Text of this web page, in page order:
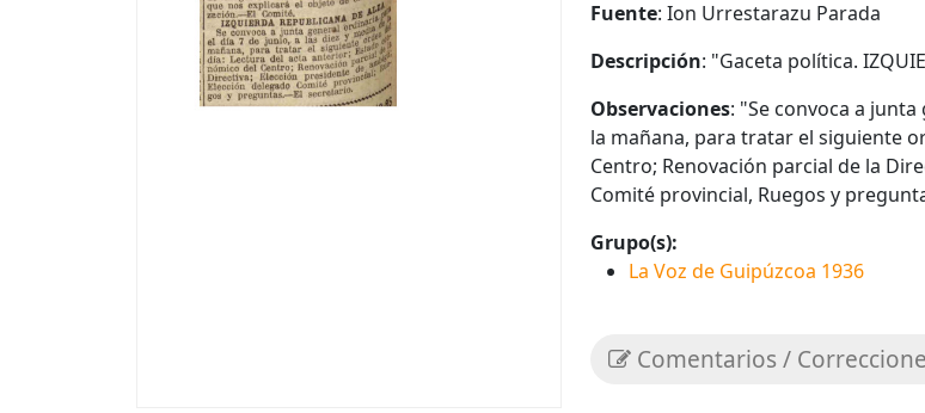
Fuente: Ion Urrestarazu Parada
Descripción: "Gaceta política.
Observaciones: "Se convoca a
la mañana, para tratar el siguiente
Centro; Renovación parcial de la
Comité provincial, Ruegos y
Grupo(s):
La Voz de Guipúzcoa 1936
Comentarios /